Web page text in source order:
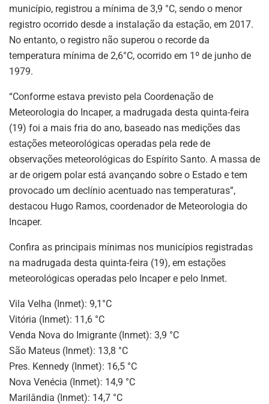
município, registrou a mínima de 3,9 °C, sendo o menor
registro ocorrido desde a instalação da estação, em 2017.
No entanto, o registro não superou o recorde da
temperatura mínima de 2,6°C, ocorrido em 1º de junho de
1979.
“Conforme estava previsto pela Coordenação de
Meteorologia do Incaper, a madrugada desta quinta-feira
(19) foi a mais fria do ano, baseado nas medições das
estações meteorológicas operadas pela rede de
observações meteorológicas do Espírito Santo. A massa de
ar de origem polar está avançando sobre o Estado e tem
provocado um declínio acentuado nas temperaturas”,
destacou Hugo Ramos, coordenador de Meteorologia do
Incaper.
Confira as principais mínimas nos municípios registradas
na madrugada desta quinta-feira (19), em estações
meteorológicas operadas pelo Incaper e pelo Inmet.
Vila Velha (Inmet): 9,1°C
Vitória (Inmet): 11,6 °C
Venda Nova do Imigrante (Inmet): 3,9 °C
São Mateus (Inmet): 13,8 °C
Pres. Kennedy (Inmet): 16,5 °C
Nova Venécia (Inmet): 14,9 °C
Marilândia (Inmet): 14,7 °C